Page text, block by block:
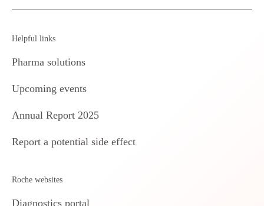
Helpful links
Pharma solutions
Upcoming events
Annual Report 2025
Report a potential side effect
Roche websites
Diagnostics portal